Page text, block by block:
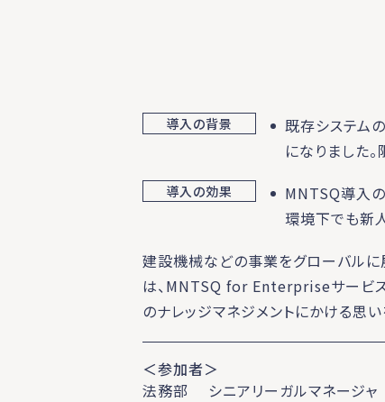
導入の背景
既存システム
になりました
導入の効果
MNTSQ導入
環境下でも新
建設機械などの事業をグローバルに
は、MNTSQ for Enterpriseサービス
のナレッジマネジメントにかける思い
＜参加者＞
法務部 シニアリーガルマネージ